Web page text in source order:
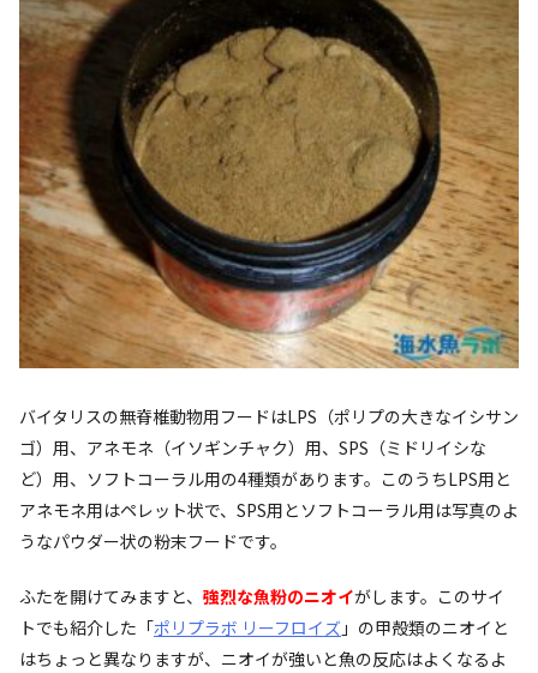
バイタリスの無脊椎動物用フードはLPS（ポリプの大きなイシサン
ゴ）用、アネモネ（イソギンチャク）用、SPS（ミドリイシな
ど）用、ソフトコーラル用の4種類があります。このうちLPS用と
アネモネ用はペレット状で、SPS用とソフトコーラル用は写真のよ
うなパウダー状の粉末フードです。
ふたを開けてみますと、 強烈な魚粉のニオイがします。このサイ
トでも紹介した「ポリプラボ リーフロイズ 」の甲殻類のニオイと
はちょっと異なりますが、ニオイが強いと魚の反応はよくなるよ